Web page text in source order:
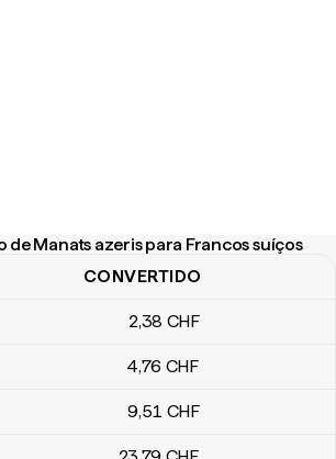
de Manats azeris para Francos suíços
de Manats azeris para Francos suíços
CONVERTIDO
2,38 CHF
4,76 CHF
9,51 CHF